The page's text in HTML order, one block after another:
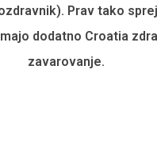
Prav tako
dodatno Croatia
zavarovanje.